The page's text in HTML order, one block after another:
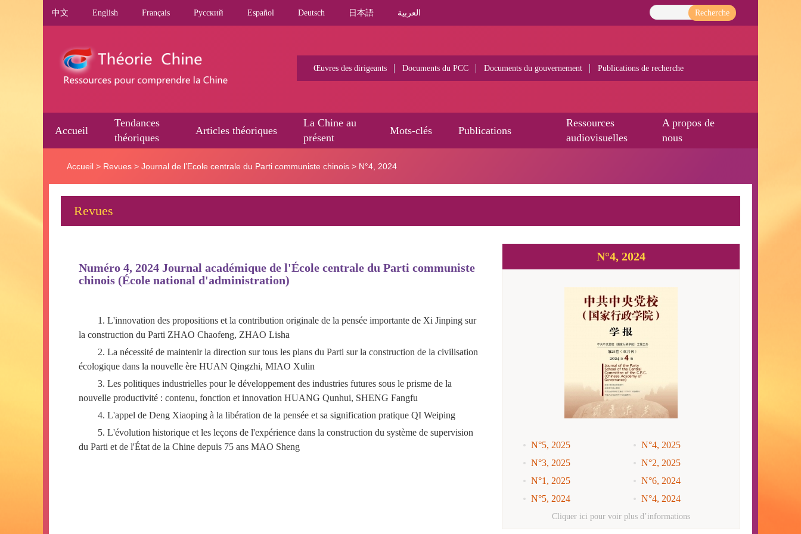
中文 English Français Pусский Español Deutsch 日本語 العربية Recherche
Œuvres des dirigeants Documents du PCC Documents du gouvernement Publications de recherche
Accueil
Tendances
théoriques
Articles théoriques
La Chine au
présent
Mots-clés Publications
Ressources
audiovisuelles
A propos de
nous
Accueil > Revues > Journal de l’Ecole centrale du Parti communiste chinois > N°4, 2024
Revues
Numéro 4, 2024 Journal académique de l'École centrale du Parti communiste
chinois (École national d'administration)
1. L'innovation des propositions et la contribution originale de la pensée importante de Xi Jinping sur
la construction du Parti ZHAO Chaofeng, ZHAO Lisha
2. La nécessité de maintenir la direction sur tous les plans du Parti sur la construction de la civilisation
écologique dans la nouvelle ère HUAN Qingzhi, MIAO Xulin
3. Les politiques industrielles pour le développement des industries futures sous le prisme de la
nouvelle productivité : contenu, fonction et innovation HUANG Qunhui, SHENG Fangfu
4. L'appel de Deng Xiaoping à la libération de la pensée et sa signification pratique QI Weiping
5. L'évolution historique et les leçons de l'expérience dans la construction du système de supervision
du Parti et de l'État de la Chine depuis 75 ans MAO Sheng
N°4, 2024
N°5, 2025
N°4, 2025
N°3, 2025
N°2, 2025
N°1, 2025
N°6, 2024
N°5, 2024
N°4, 2024
N°3, 2024
N°2, 2024
Cliquer ici pour voir plus d’informations